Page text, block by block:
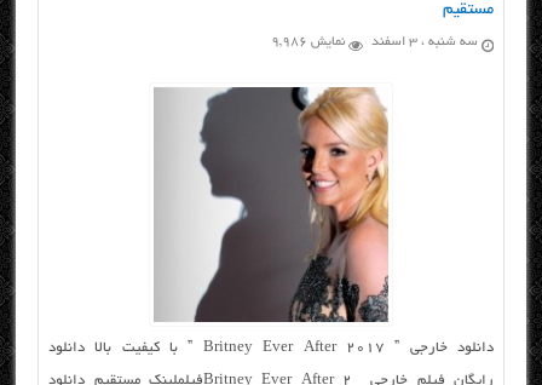
مستقیم
سه شنبه ، ۳ اسفند نمایش 9,986
دانلود خارجی ” Britney Ever After 2017 ” با کیفیت بالا دانلود
رایگان فیلم خارجی Britney Ever After 2فیلملینک مستقیم دانلود